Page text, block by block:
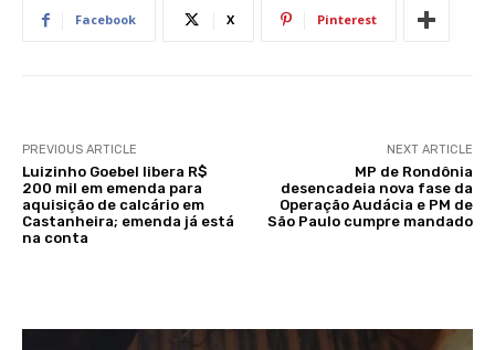
Facebook X Pinterest
PREVIOUS ARTICLE
Luizinho Goebel libera R$
200 mil em emenda para
aquisição de calcário em
Castanheira; emenda já está
na conta
NEXT ARTICLE
MP de Rondônia
desencadeia nova fase da
Operação Audácia e PM de
São Paulo cumpre mandado